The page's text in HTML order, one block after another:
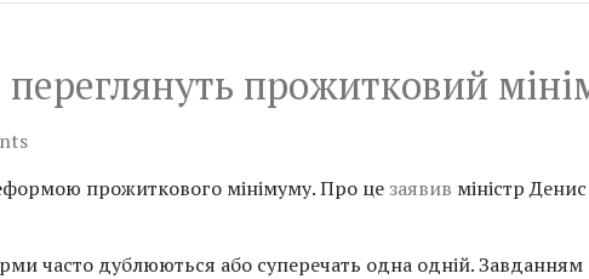
переглянуть прожитковий
прожиткового мінімуму. Про цезаявив міністр
часто дублюються або суперечать одна одній. Завданням